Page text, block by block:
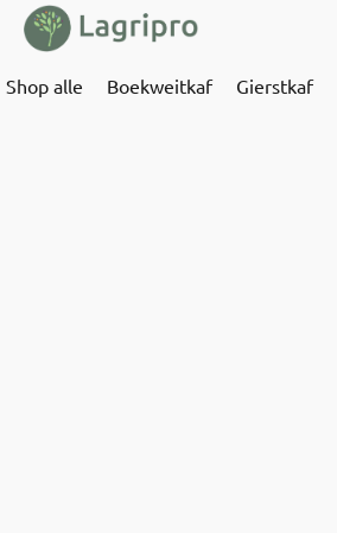
Shop alle Boekweitkaf Gierstkaf